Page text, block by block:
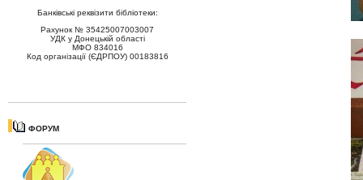
Банківські реквізити бібліотеки:
Рахунок № 35425007003007
УДК у Донецькій області
МФО 834016
Код організації (ЄДРПОУ) 00183816
ФОРУМ